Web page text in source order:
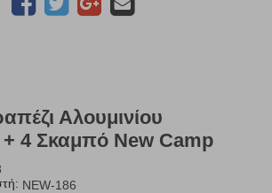
Αλουμινίου
4 Σκαμπό New Camp
NEW-186